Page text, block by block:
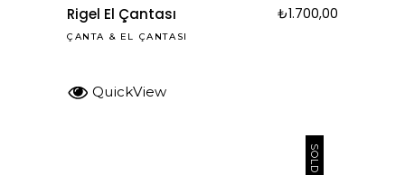
Rigel El Çantası ₺1.700,00
ÇANTA & EL ÇANTASI
QuickView
SOLD